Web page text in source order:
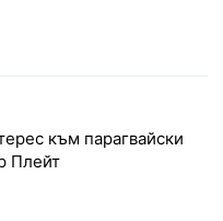
към парагвайски
Плейт